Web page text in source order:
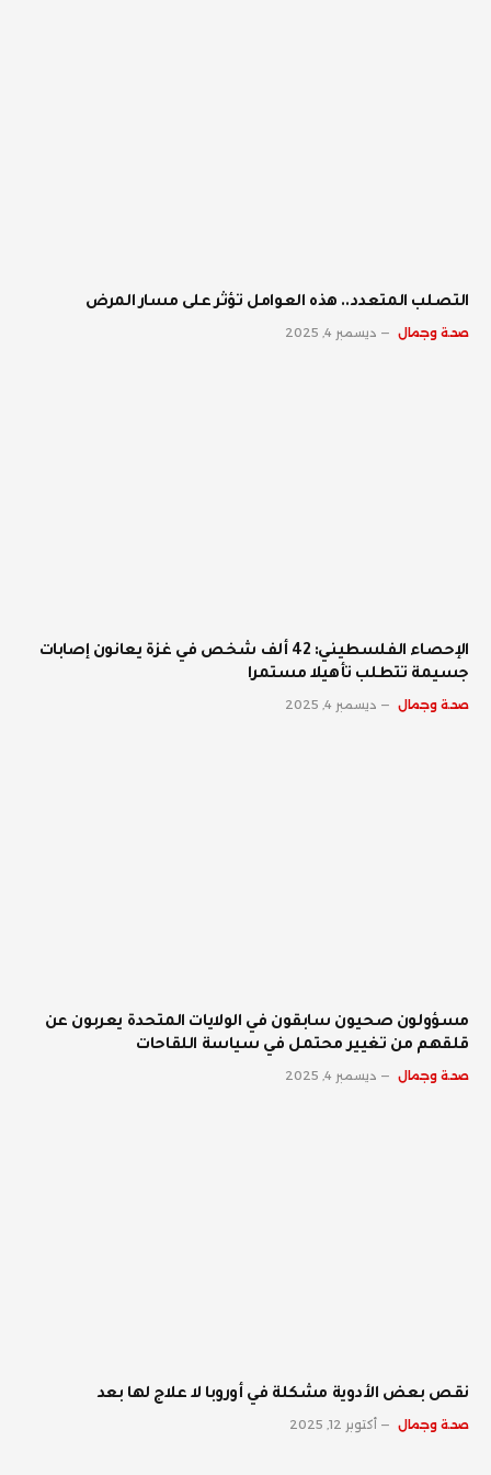
‫التصلب المتعدد.. هذه العوامل تؤثر على مسار المرض
صحة وجمال ديسمبر 4, 2025
الإحصاء الفلسطيني: 42 ألف شخص في غزة يعانون إصابات
جسيمة تتطلب تأهيلا مستمرا
صحة وجمال ديسمبر 4, 2025
مسؤولون صحيون سابقون في الولايات المتحدة يعربون عن
قلقهم من تغيير محتمل في سياسة اللقاحات
صحة وجمال ديسمبر 4, 2025
نقص بعض الأدوية مشكلة في أوروبا لا علاج لها بعد
صحة وجمال أكتوبر 12, 2025